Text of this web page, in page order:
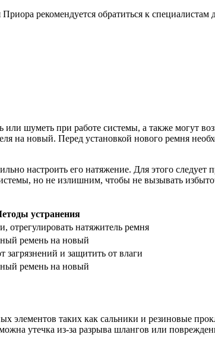
рекомендуется обратиться к
или шуметь при работе системы, а также могут
на новый. Перед установкой нового ремня
настроить его натяжение. Для этого следует
но не излишним, чтобы не вызывать
устранения
отрегулировать натяжитель ремня
ремень на новый
загрязнений и защитить от влаги
ремень на новый
таких как сальники и резиновые
утечка из-за разрыва шлангов или